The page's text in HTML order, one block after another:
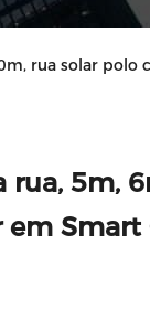
rua solar polo
rua, 5m,
em Smart